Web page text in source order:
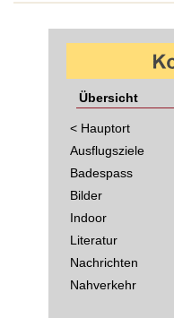
Übersicht
< Hauptort
Ausflugsziele
Badespass
Bilder
Indoor
Literatur
Nachrichten
Nahverkehr